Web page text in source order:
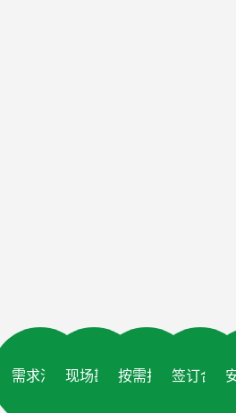
需求沟通现场勘查按需报价签订合同